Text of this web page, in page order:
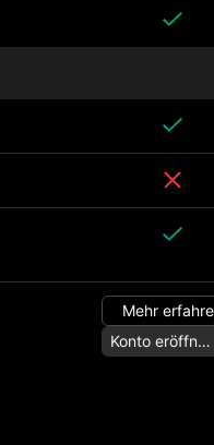
Mehr
Konto eröffnen